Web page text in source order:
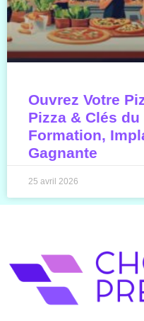
Ouvrez Votre
Pizza & Clés
Formation,
Gagnante
25 avril 2026